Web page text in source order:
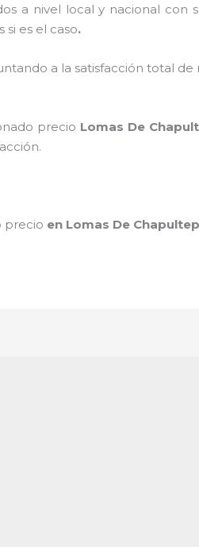
a nivel local y nacional con
si es el caso.
a la satisfacción total
precio Lomas De
precio en Lomas De